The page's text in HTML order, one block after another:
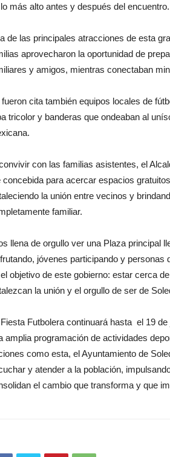
más alto antes y después del encuentro.
de las principales atracciones de esta
aprovecharon la oportunidad de
y amigos, mientras conectaban
fueron cita también equipos locales de
tricolor y banderas que ondeaban al
con las familias asistentes, el
concebida para acercar espacios
la unión entre vecinos y
familiar.
llena de orgullo ver una Plaza principal
jóvenes participando y
objetivo de este gobierno: estar cerca
la unión y el orgullo de ser de
Futbolera continuará hasta el 19
amplia programación de actividades
como esta, el Ayuntamiento de
y atender a la población,
el cambio que transforma y que